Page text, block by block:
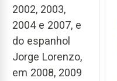
2002, 2003,
2004 e 2007, e
do espanhol
Jorge Lorenzo,
em 2008, 2009